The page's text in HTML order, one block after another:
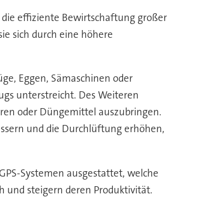
effiziente Bewirtschaftung großer
sich durch eine höhere
Eggen, Sämaschinen oder
unterstreicht. Des Weiteren
oder Düngemittel auszubringen.
und die Durchlüftung erhöhen,
Systemen ausgestattet, welche
und steigern deren Produktivität.